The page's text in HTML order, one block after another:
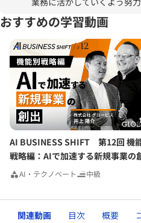
おすすめの学習動画
AI BUSINESS SHIFT 第12回 機
戦略編：AIで加速する新規事業の
AI・テクノベート 中級
関連動画 目次 概要